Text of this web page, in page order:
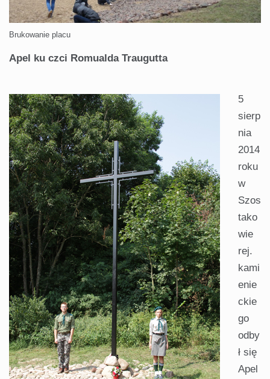
Brukowanie placu
Apel ku czci Romualda Traugutta
5
sierp
nia
2014
roku
w
Szos
tako
wie
rej.
kami
enie
ckie
go
odby
ł się
Apel